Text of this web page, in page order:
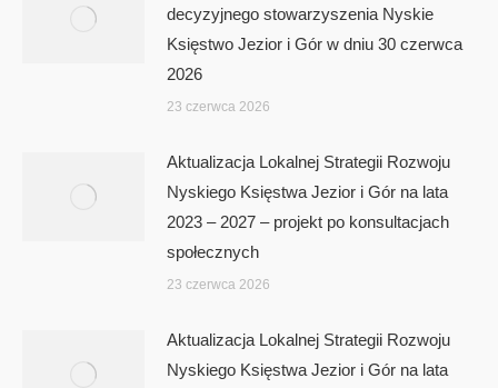
decyzyjnego stowarzyszenia Nyskie
Księstwo Jezior i Gór w dniu 30 czerwca
2026
23 czerwca 2026
Aktualizacja Lokalnej Strategii Rozwoju
Nyskiego Księstwa Jezior i Gór na lata
2023 – 2027 – projekt po konsultacjach
społecznych
23 czerwca 2026
Aktualizacja Lokalnej Strategii Rozwoju
Nyskiego Księstwa Jezior i Gór na lata